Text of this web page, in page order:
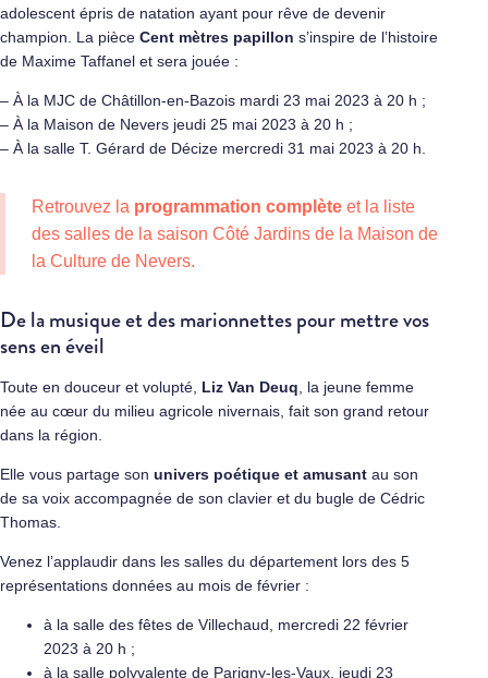
adolescent épris de natation ayant pour rêve de devenir
champion. La pièce Cent mètres papillon s’inspire de l’histoire
de Maxime Taffanel et sera jouée :
– À la MJC de Châtillon-en-Bazois mardi 23 mai 2023 à 20 h ;
– À la Maison de Nevers jeudi 25 mai 2023 à 20 h ;
– À la salle T. Gérard de Décize mercredi 31 mai 2023 à 20 h.
Retrouvez la programmation complète et la liste
des salles de la saison Côté Jardins de la Maison de
la Culture de Nevers.
De la musique et des marionnettes pour mettre vos
sens en éveil
Toute en douceur et volupté, Liz Van Deuq , la jeune femme
née au cœur du milieu agricole nivernais, fait son grand retour
dans la région.
Elle vous partage son univers poétique et amusant au son
de sa voix accompagnée de son clavier et du bugle de Cédric
Thomas.
Venez l’applaudir dans les salles du département lors des 5
représentations données au mois de février :
à la salle des fêtes de Villechaud, mercredi 22 février
2023 à 20 h ;
à la salle polyvalente de Parigny-les-Vaux, jeudi 23